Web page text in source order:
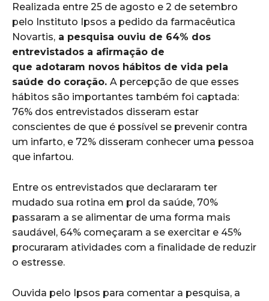
Realizada entre 25 de agosto e 2 de setembro
pelo Instituto Ipsos a pedido da farmacêutica
Novartis, a pesquisa ouviu de 64% dos
entrevistados a afirmação de
que adotaram novos hábitos de vida pela
saúde do coração. A percepção de que esses
hábitos são importantes também foi captada:
76% dos entrevistados disseram estar
conscientes de que é possível se prevenir contra
um infarto, e 72% disseram conhecer uma pessoa
que infartou.
Entre os entrevistados que declararam ter
mudado sua rotina em prol da saúde, 70%
passaram a se alimentar de uma forma mais
saudável, 64% começaram a se exercitar e 45%
procuraram atividades com a finalidade de reduzir
o estresse.
Ouvida pelo Ipsos para comentar a pesquisa, a